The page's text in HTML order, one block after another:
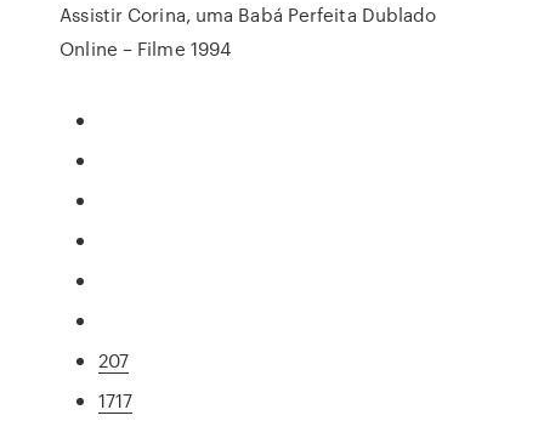
Assistir Corina, uma Babá Perfeita Dublado
Online – Filme 1994
207
1717